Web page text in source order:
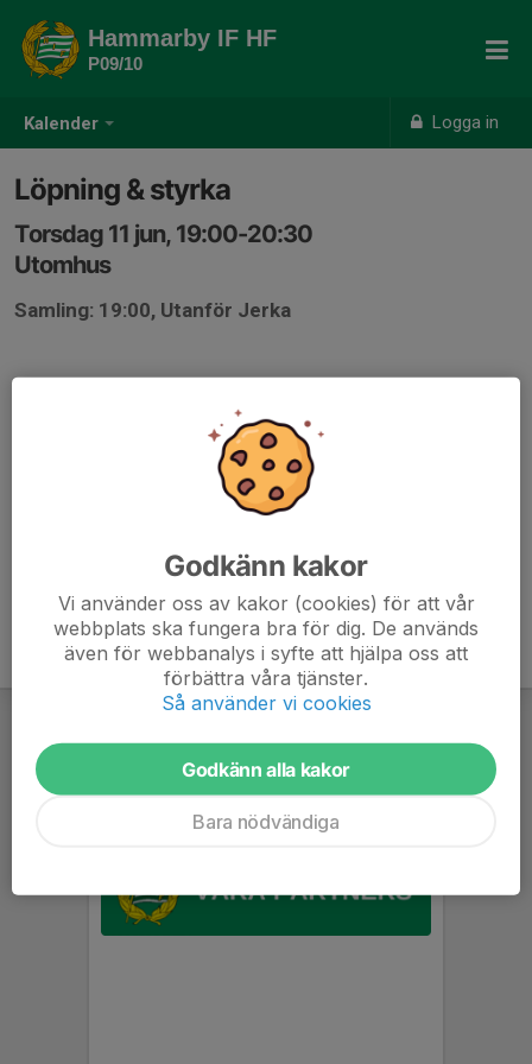
Kalender Logga in
Hammarby IF HF
P09/10
Löpning & styrka
Torsdag 11 jun, 19:00-20:30
Utomhus
Samling: 19:00, Utanför Jerka
Godkänn kakor
Vi använder oss av kakor (cookies) för att vår
webbplats ska fungera bra för dig. De används
även för webbanalys i syfte att hjälpa oss att
förbättra våra tjänster.
Så använder vi cookies
Godkänn alla kakor
Bara nödvändiga